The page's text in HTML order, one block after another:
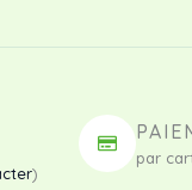
)
par